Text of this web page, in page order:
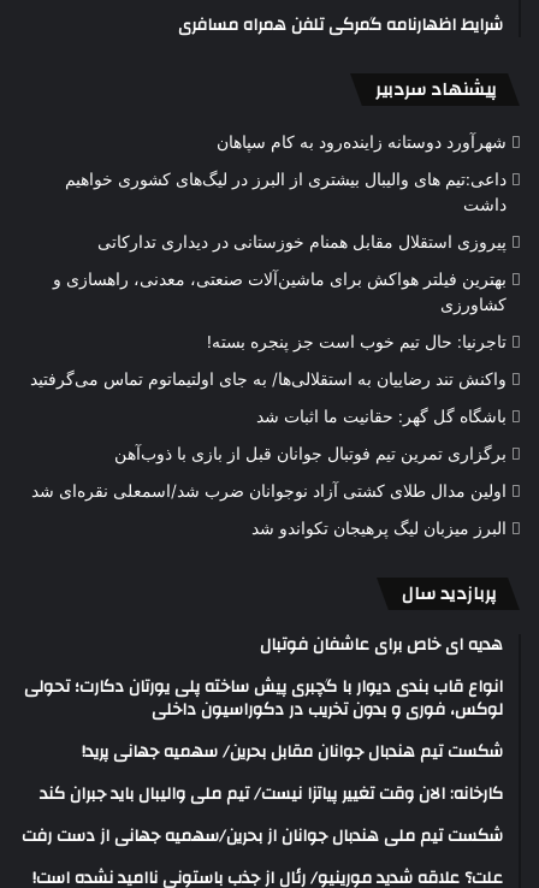
شرایط اظهارنامه گمرکی تلفن همراه مسافری
پیشنهاد سردبیر
شهرآورد دوستانه زاینده‌رود به کام سپاهان
داعی:تیم های والیبال بیشتری از البرز در لیگ‌های کشوری خواهیم
داشت
پیروزی استقلال مقابل همنام خوزستانی در دیداری تدارکاتی
بهترین فیلتر هواکش برای ماشین‌آلات صنعتی، معدنی، راهسازی و
کشاورزی
تاجرنیا: حال تیم خوب است جز پنجره بسته!
واکنش تند رضاییان به استقلالی‌ها/ به جای اولتیماتوم تماس می‌گرفتید
باشگاه گل گهر: حقانیت ما اثبات شد
برگزاری تمرین تیم فوتبال جوانان قبل از بازی با ذوب‌آهن
اولین مدال طلای کشتی آزاد نوجوانان ضرب شد/اسمعلی نقره‌ای شد
البرز میزبان لیگ پرهیجان تکواندو شد
پربازدید سال
هدیه ای خاص برای عاشفان فوتبال
انواع قاب بندی دیوار با گچبری پیش ساخته پلی یورتان دکارت؛ تحولی
لوکس، فوری و بدون تخریب در دکوراسیون داخلی
شکست تیم هندبال جوانان مقابل بحرین/ سهمیه جهانی پرید!
کارخانه: الان وقت تغییر پیاتزا نیست/ تیم ملی والیبال باید جبران کند
شکست تیم ملی هندبال جوانان از بحرین/سهمیه جهانی از دست رفت
علت؟ علاقه شدید مورینیو/ رئال از جذب باستونی ناامید نشده است!